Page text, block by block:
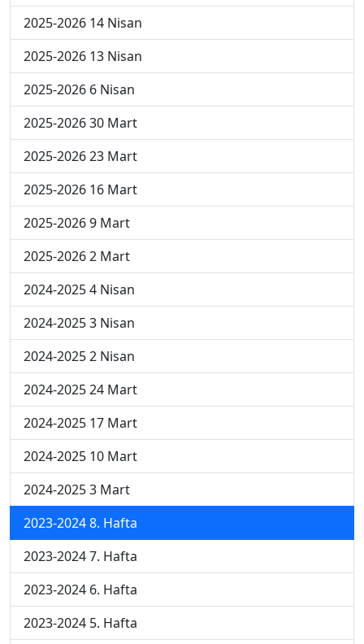
2025-2026 14 Nisan
2025-2026 13 Nisan
2025-2026 6 Nisan
2025-2026 30 Mart
2025-2026 23 Mart
2025-2026 16 Mart
2025-2026 9 Mart
2025-2026 2 Mart
2024-2025 4 Nisan
2024-2025 3 Nisan
2024-2025 2 Nisan
2024-2025 24 Mart
2024-2025 17 Mart
2024-2025 10 Mart
2024-2025 3 Mart
2023-2024 8. Hafta
2023-2024 7. Hafta
2023-2024 6. Hafta
2023-2024 5. Hafta